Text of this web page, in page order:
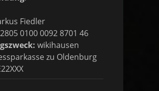
Fiedler
0100 0092 8701 46
wikihausen
zu Oldenburg